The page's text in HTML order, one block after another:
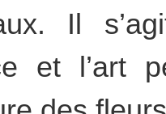
Il
et l’art